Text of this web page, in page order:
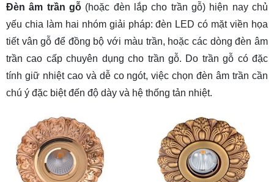
Đèn âm trần gỗ (hoặc đèn lắp cho trần gỗ) hiện nay chủ
yếu chia làm hai nhóm giải pháp: đèn LED có mặt viền họa
tiết vân gỗ để đồng bộ với màu trần, hoặc các dòng đèn âm
trần cao cấp chuyên dụng cho trần gỗ. Do trần gỗ có đặc
tính giữ nhiệt cao và dễ co ngót, việc chọnđèn âm trần cần
chú ý đặc biệt đến độ dày và hệ thống tản nhiệt.